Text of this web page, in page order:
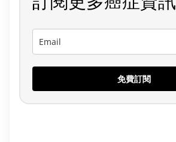
免費訂閱